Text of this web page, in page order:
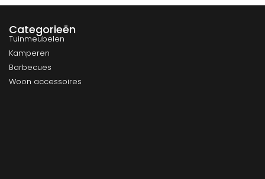
Categorieën
Tuinmeubelen
Kamperen
Barbecues
Woon accessoires